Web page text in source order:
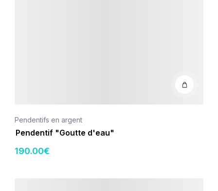
Pendentifs en argent
Pendentif "Goutte d'eau"
190.00€